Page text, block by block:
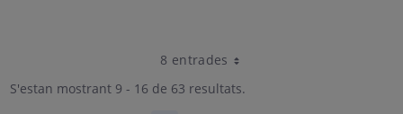
8 entradesPer pàgina
S'estan mostrant 9 - 16 de 63 resultats.